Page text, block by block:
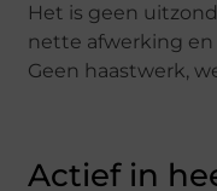
Het is geen
nette afwerking
Geen haastwerk,
Actief in